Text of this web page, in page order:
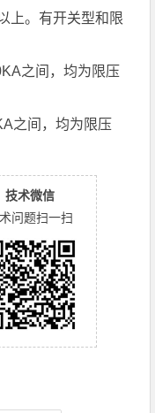
上。有开关型和限
之间，均为限压
之间，均为限压
技术微信
问题扫一扫